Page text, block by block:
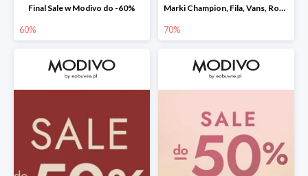
Final Sale w Modivo do -60%
60%
Marki Champion, Fila, Vans, Roxy i Quiksilver w Modivo do -70%
70%